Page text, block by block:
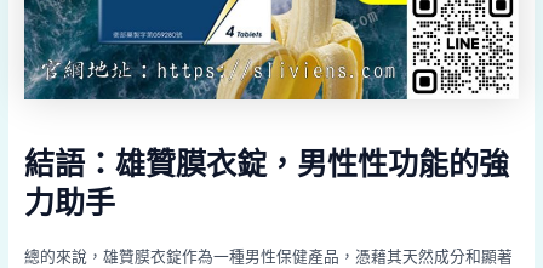
結語：雄贊膜衣錠，男性性功能的強
力助手
總的來說，雄贊膜衣錠作為一種男性保健產品，憑藉其天然成分和顯著